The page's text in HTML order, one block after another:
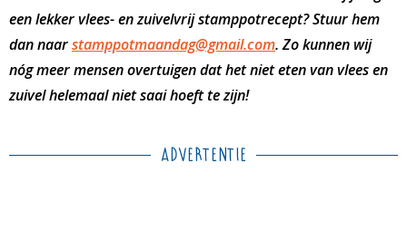
een lekker vlees- en zuivelvrij stamppotrecept? Stuur hem
dan naarstamppotmaandag@gmail.com. Zo kunnen wij
nóg meer mensen overtuigen dat het niet eten van vlees en
zuivel helemaal niet saai hoeft te zijn!
Advertentie